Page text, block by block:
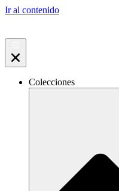
Ir al contenido
Colecciones